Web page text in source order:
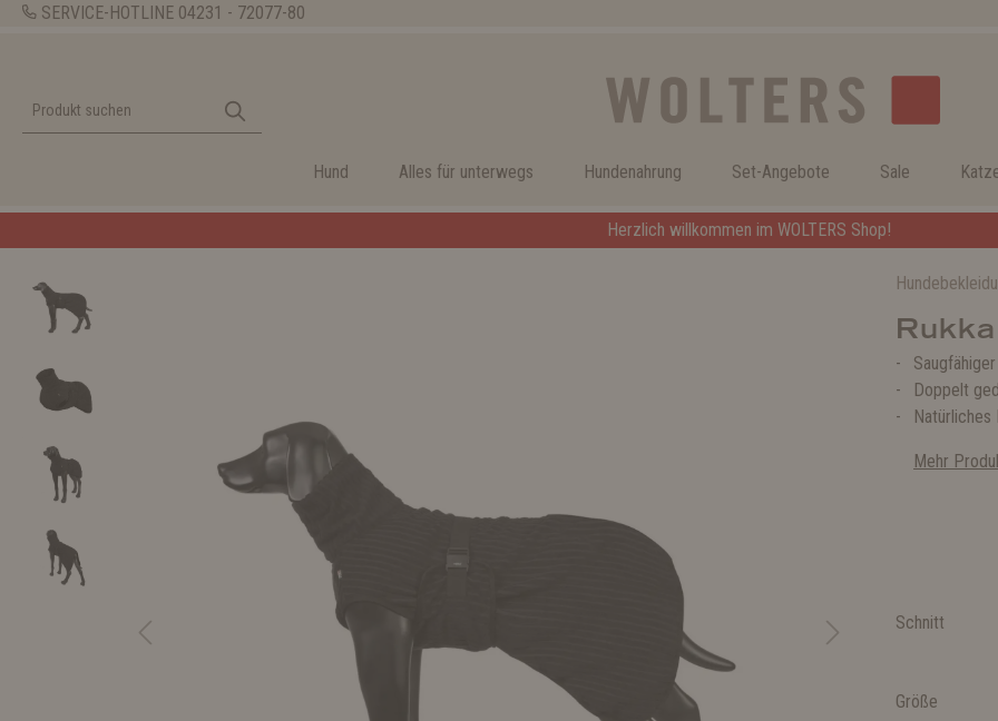
SERVICE-HOTLINE 04231 - 72077-80
Hund Alles für unterwegs Hundenahrung Set-Angebote Sale
Herzlich willkommen im WOLTERS Shop!
Doppelt
Mehr
Schnitt
Größe